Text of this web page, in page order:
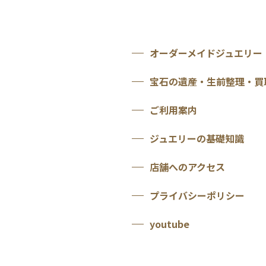
オーダーメイドジュエリー
宝石の遺産・生前整理・
ご利用案内
ジュエリーの基礎知識
店舗へのアクセス
プライバシーポリシー
youtube